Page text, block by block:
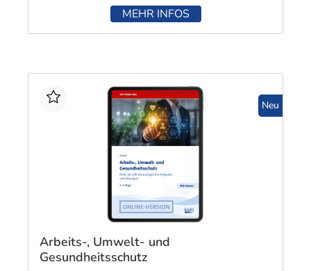
MEHR INFOS
Neu
Arbeits-, Umwelt- und
Gesundheitsschutz